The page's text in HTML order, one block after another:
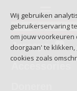
Jerseys
Wij gebruiken
gebruikerservaring
om jouw voorkeuren
doorgaan' te
cookies zoals